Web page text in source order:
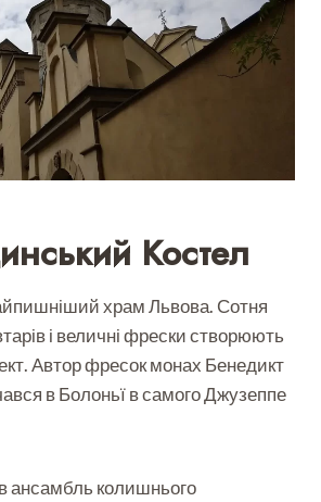
Костел
храм Львова. Сотня
і величні фрески створюють
Автор фресок монах Бенедикт
в Болоньї в самого Джузеппе
ансамбль колишнього